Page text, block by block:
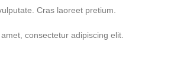
Cras laoreet pretium.
consectetur adipiscing elit.